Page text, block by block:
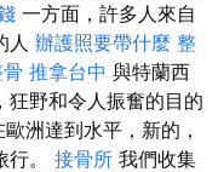
一方面，許多人來自
人 辦護照要帶什麼 整
推拿台中 與特蘭西
狂野和令人振奮的目的
洲達到水平，新的，
。 接骨所 我們收集